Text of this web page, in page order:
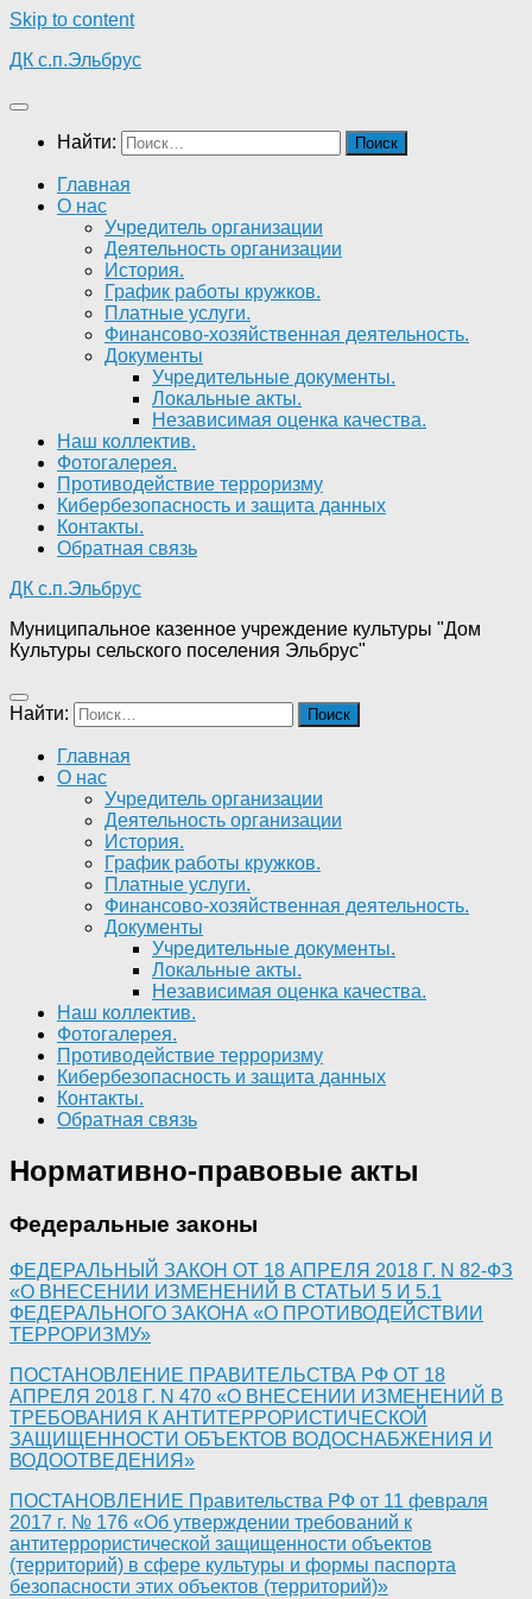
Skip to content
ДК с.п.Эльбрус
Найти:
Главная
О нас
Учредитель организации
Деятельность организации
История.
График работы кружков.
Платные услуги.
Финансово-хозяйственная деятельность.
Документы
Учредительные документы.
Локальные акты.
Независимая оценка качества.
Наш коллектив.
Фотогалерея.
Противодействие терроризму
Кибербезопасность и защита данных
Контакты.
Обратная связь
ДК с.п.Эльбрус
Муниципальное казенное учреждение культуры "Дом
Культуры сельского поселения Эльбрус"
Найти:
Главная
О нас
Учредитель организации
Деятельность организации
История.
График работы кружков.
Платные услуги.
Финансово-хозяйственная деятельность.
Документы
Учредительные документы.
Локальные акты.
Независимая оценка качества.
Наш коллектив.
Фотогалерея.
Противодействие терроризму
Кибербезопасность и защита данных
Контакты.
Обратная связь
Нормативно-правовые акты
Федеральные законы
ФЕДЕРАЛЬНЫЙ ЗАКОН ОТ 18 АПРЕЛЯ 2018 Г. N 82-ФЗ
«О ВНЕСЕНИИ ИЗМЕНЕНИЙ В СТАТЬИ 5 И 5.1
ФЕДЕРАЛЬНОГО ЗАКОНА «О ПРОТИВОДЕЙСТВИИ
ТЕРРОРИЗМУ»
ПОСТАНОВЛЕНИЕ ПРАВИТЕЛЬСТВА РФ ОТ 18
АПРЕЛЯ 2018 Г. N 470 «О ВНЕСЕНИИ ИЗМЕНЕНИЙ В
ТРЕБОВАНИЯ К АНТИТЕРРОРИСТИЧЕСКОЙ
ЗАЩИЩЕННОСТИ ОБЪЕКТОВ ВОДОСНАБЖЕНИЯ И
ВОДООТВЕДЕНИЯ»
ПОСТАНОВЛЕНИЕ Правительства РФ от 11 февраля
2017 г. № 176 «Об утверждении требований к
антитеррористической защищенности объектов
(территорий) в сфере культуры и формы паспорта
безопасности этих объектов (территорий)»